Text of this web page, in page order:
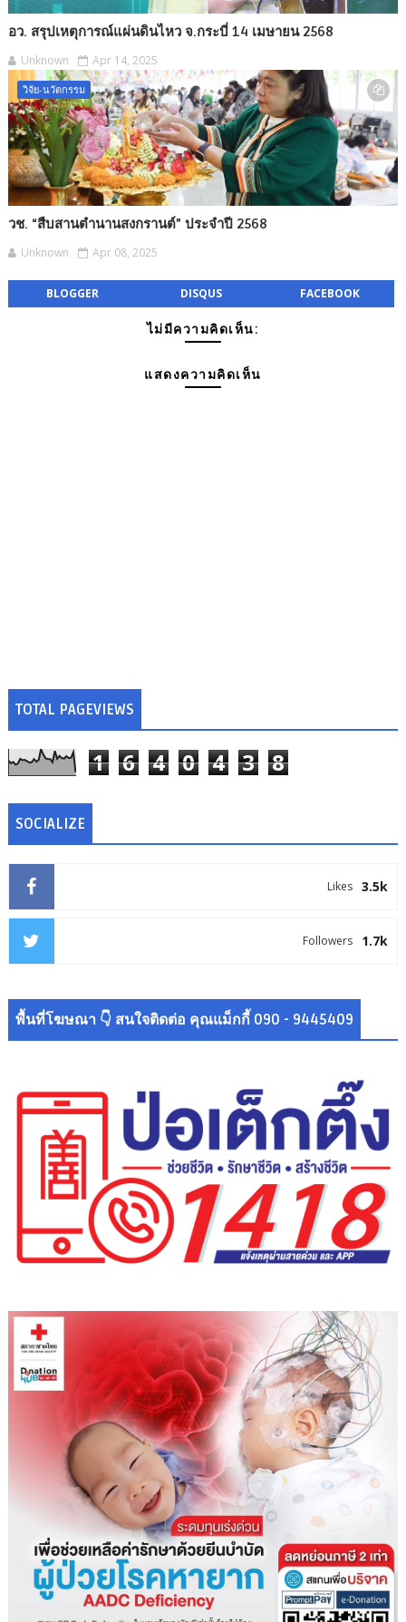
อว. สรุปเหตุการณ์แผ่นดินไหว จ.กระบี่ 14 เมษายน 2568
Unknown Apr 14, 2025
วิจัย-นวัตกรรม
วช. “สืบสานตำนานสงกรานต์” ประจำปี 2568
Unknown Apr 08, 2025
BLOGGER DISQUS FACEBOOK
ไม่มีความคิดเห็น:
แสดงความคิดเห็น
TOTAL PAGEVIEWS
1 6 4 0 4 3 8
SOCIALIZE
3.5k
Likes
1.7k
Followers
พื้นที่โฆษณา 👇 สนใจติดต่อ คุณแม็กกี้ 090 - 9445409